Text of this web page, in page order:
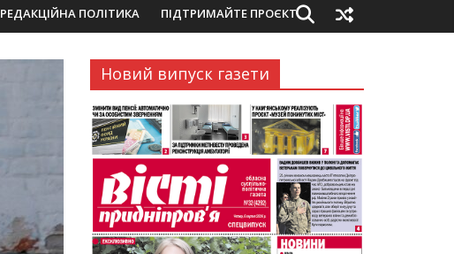
РЕДАКЦІЙНА ПОЛІТИКА ПІДТРИМАЙТЕ ПРОЄКТ
Новий випуск газети